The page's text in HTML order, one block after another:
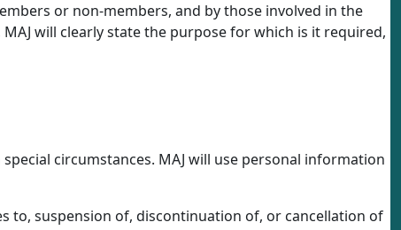
or non-members, and by those involved in the
will clearly state the purpose for which is it required,
circumstances. MAJ will use personal information
to, suspension of, discontinuation of, or cancellation of